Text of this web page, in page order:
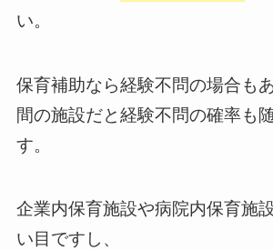
い。
保育補助なら経験不問の場合も
間の施設だと経験不問の確率も
す。
企業内保育施設や病院内保育施
い目ですし、